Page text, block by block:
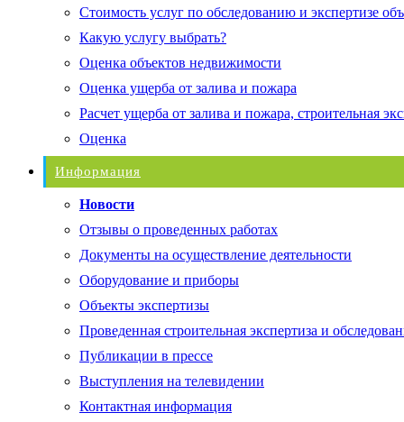
Стоимость услуг по обследованию и экспертизе
Какую услугу выбрать?
Оценка объектов недвижимости
Оценка ущерба от залива и пожара
Расчет ущерба от залива и пожара, строительная
Оценка
Информация
Новости
Отзывы о проведенных работах
Документы на осуществление деятельности
Оборудование и приборы
Объекты экспертизы
Проведенная строительная экспертиза и
Публикации в прессе
Выступления на телевидении
Контактная информация